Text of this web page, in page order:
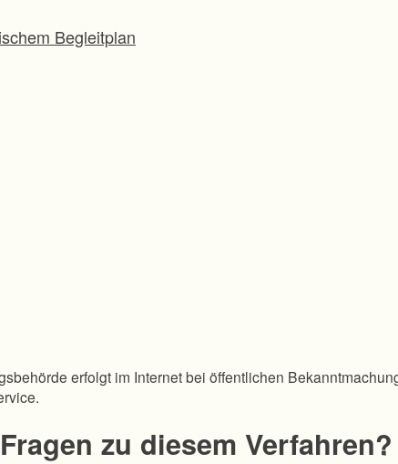
Begleitplan
erfolgt im Internet bei öffentlichen
zu diesem Verfahren?